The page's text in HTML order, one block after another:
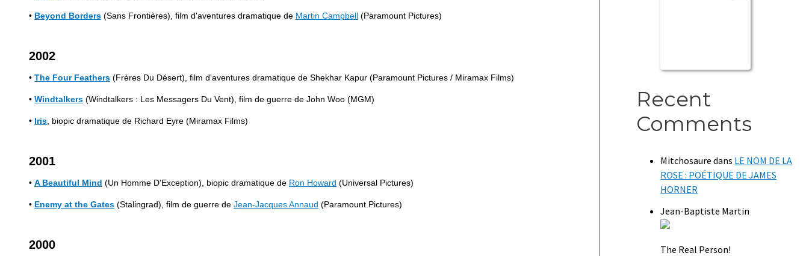
• Beyond Borders (Sans Frontières), film d'aventures dramatique de Martin Campbell (Paramount Pictures)
2002
• The Four Feathers (Frères Du Désert), film d'aventures dramatique de Shekhar Kapur (Paramount Pictures / Miramax Films)
• Windtalkers (Windtalkers : Les Messagers Du Vent), film de guerre de John Woo (MGM)
• Iris , biopic dramatique de Richard Eyre (Miramax Films)
2001
• A Beautiful Mind (Un Homme D'Exception), biopic dramatique de Ron Howard (Universal Pictures)
• Enemy at the Gates (Stalingrad), film de guerre de Jean-Jacques Annaud (Paramount Pictures)
2000
Recent
Comments
Mitchosaure dans LE NOM DE LA
ROSE : POÉTIQUE DE JAMES
HORNER
Jean-Baptiste Martin
The Real Person!